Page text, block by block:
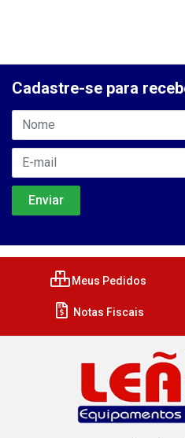
Cadastre-se para
Meus Pedidos
Notas Fiscais